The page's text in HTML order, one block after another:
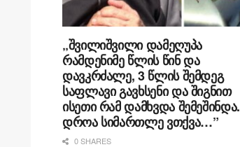
„შვილიშვილი დამეღუპა
რამდენიმე წლის წინ და
დავკრძალე, 3 წლის შემდეგ
საფლავი გავხსენი და შიგნით
ისეთი რამ დამხვდა შემეშინდა.
დროა სიმართლე ვთქვა…”
0 SHARES